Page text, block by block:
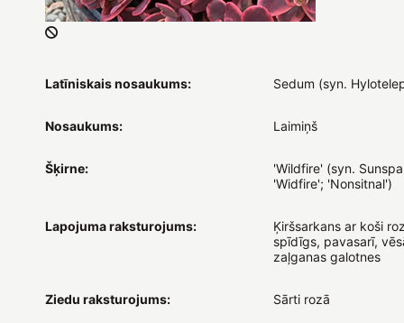
Latīniskais nosaukums: Sedum (syn.
Nosaukums: Laimiņš
Šķirne:
'Wildfire' (syn.
'Widfire'; 'Nonsitnal')
Lapojuma raksturojums:
Ķiršsarkans ar koši
spīdīgs, pavasarī,
zaļganas galotnes
Ziedu raksturojums: Sārti rozā